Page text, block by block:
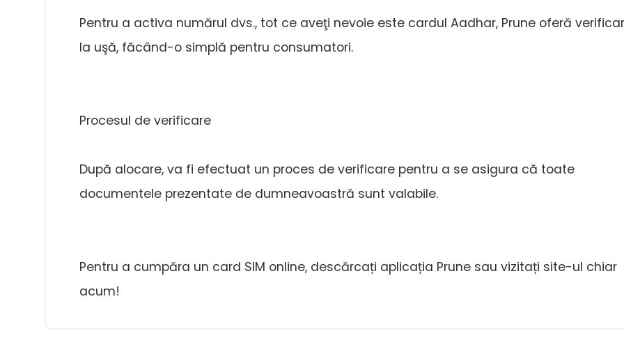
Pentru a activa numărul dvs., tot ce aveţi nevoie este cardul Aadhar, Prune oferă
la uşă, făcând-o simplă pentru consumatori.
Procesul de verificare
După alocare, va fi efectuat un proces de verificare pentru a se asigura că toate
documentele prezentate de dumneavoastră sunt valabile.
Pentru a cumpăra un card SIM online, descărcați aplicația Prune sau vizitați site-ul chiar
acum!